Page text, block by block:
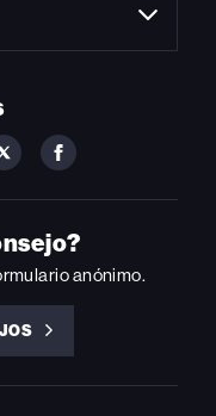
FOLLOW
ON
FOLLOW
ON
FACEBOOK
anónimo.